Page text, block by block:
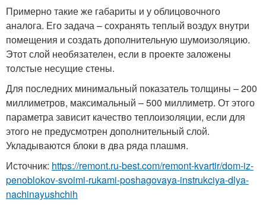
Примерно такие же габариты и у облицовочного
аналога. Его задача – сохранять теплый воздух внутри
помещения и создать дополнительную шумоизоляцию.
Этот слой необязателен, если в проекте заложены
толстые несущие стены.
Для последних минимальный показатель толщины – 200
миллиметров, максимальный – 500 миллиметр. От этого
параметра зависит качество теплоизоляции, если для
этого не предусмотрен дополнительный слой.
Укладываются блоки в два ряда плашмя.
Источник: https://remont.ru-best.com/remont-kvartir/dom-iz-
penoblokov-svoimi-rukami-poshagovaya-instrukciya-dlya-
nachinayushchih